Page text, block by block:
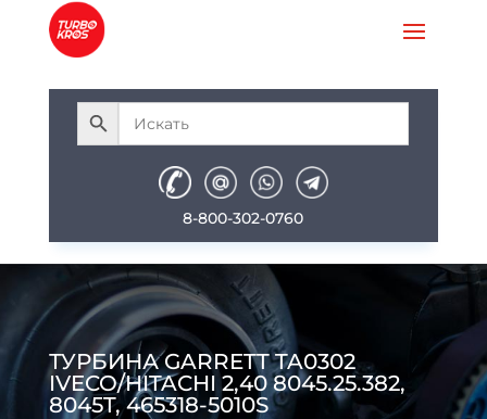
8-800-302-0760
ТУРБИНА GARRETT TA0302
IVECO/HITACHI 2,40 8045.25.382,
8045T, 465318-5010S